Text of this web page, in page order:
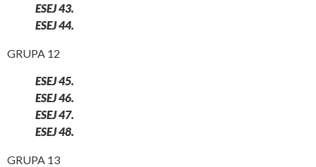
ESEJ 43.
ESEJ 44.
GRUPA 12
ESEJ 45.
ESEJ 46.
ESEJ 47.
ESEJ 48.
GRUPA 13